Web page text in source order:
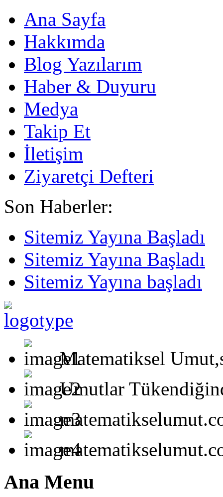
Ana Sayfa
Hakkımda
Blog Yazılarım
Haber & Duyuru
Medya
Takip Et
İletişim
Ziyaretçi Defteri
Son Haberler:
Sitemiz Yayına Başladı
Sitemiz Yayına Başladı
Sitemiz Yayına başladı
Matematiksel
Umutlar
Ana Menu